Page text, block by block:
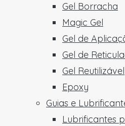
Gel Borracha
Magic Gel
Gel de
Gel de
Gel Reutilizável
Epoxy
Guias e
Lubrificantes